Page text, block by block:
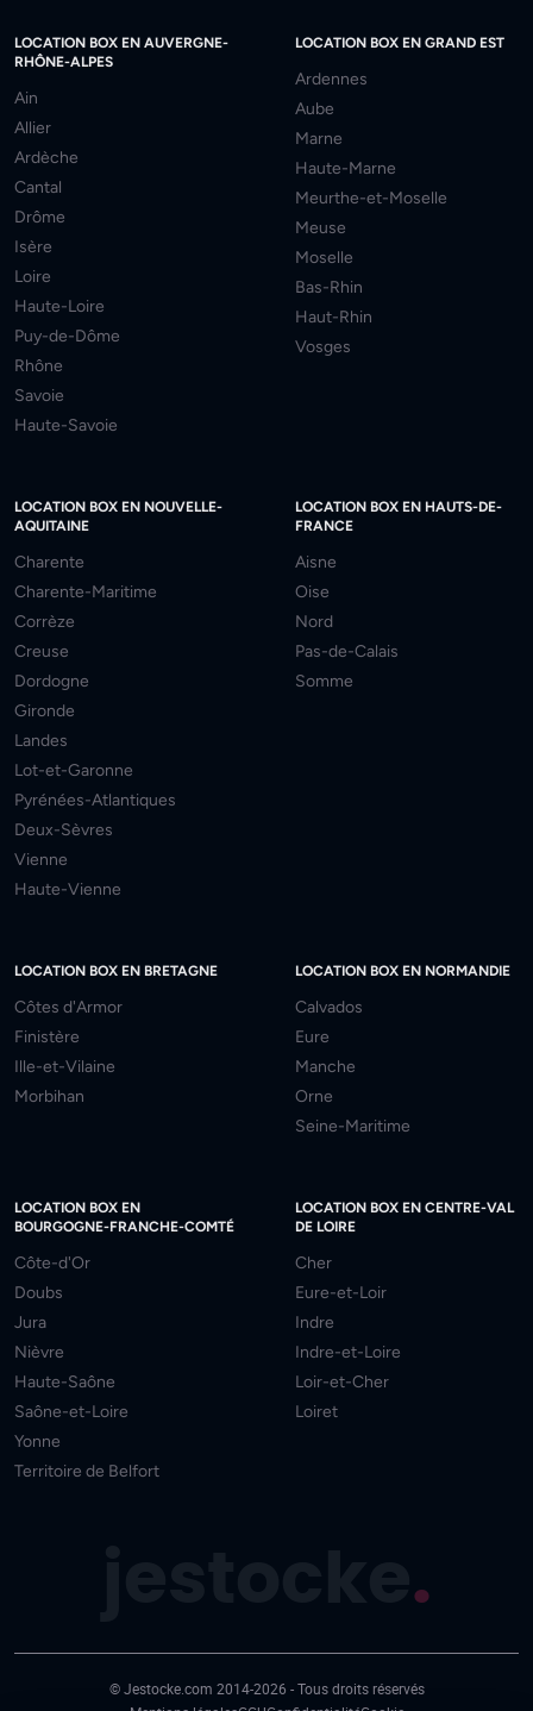
LOCATION BOX EN AUVERGNE-
RHÔNE-ALPES
Ain
Allier
Ardèche
Cantal
Drôme
Isère
Loire
Haute-Loire
Puy-de-Dôme
Rhône
Savoie
Haute-Savoie
LOCATION BOX EN GRAND EST
Ardennes
Aube
Marne
Haute-Marne
Meurthe-et-Moselle
Meuse
Moselle
Bas-Rhin
Haut-Rhin
Vosges
LOCATION BOX EN NOUVELLE-
AQUITAINE
Charente
Charente-Maritime
Corrèze
Creuse
Dordogne
Gironde
Landes
Lot-et-Garonne
Pyrénées-Atlantiques
Deux-Sèvres
Vienne
Haute-Vienne
LOCATION BOX EN HAUTS-DE-
FRANCE
Aisne
Oise
Nord
Pas-de-Calais
Somme
LOCATION BOX EN BRETAGNE
Côtes d'Armor
Finistère
Ille-et-Vilaine
Morbihan
LOCATION BOX EN NORMANDIE
Calvados
Eure
Manche
Orne
Seine-Maritime
LOCATION BOX EN
BOURGOGNE-FRANCHE-COMTÉ
Côte-d'Or
Doubs
Jura
Nièvre
Haute-Saône
Saône-et-Loire
Yonne
Territoire de Belfort
LOCATION BOX EN CENTRE-VAL
DE LOIRE
Cher
Eure-et-Loir
Indre
Indre-et-Loire
Loir-et-Cher
Loiret
.
© Jestocke.com 2014-2026 - Tous droits réservés